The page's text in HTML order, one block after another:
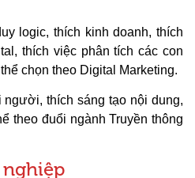
logic, thích kinh doanh, thích
thích việc phân tích các con
chọn theo Digital Marketing.
thích sáng tạo nội dung,
theo đuổi ngành Truyền thông